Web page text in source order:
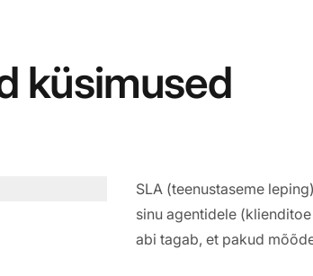
küsimused
SLA (teenustaseme
sinu agentidele
abi tagab, et pakud